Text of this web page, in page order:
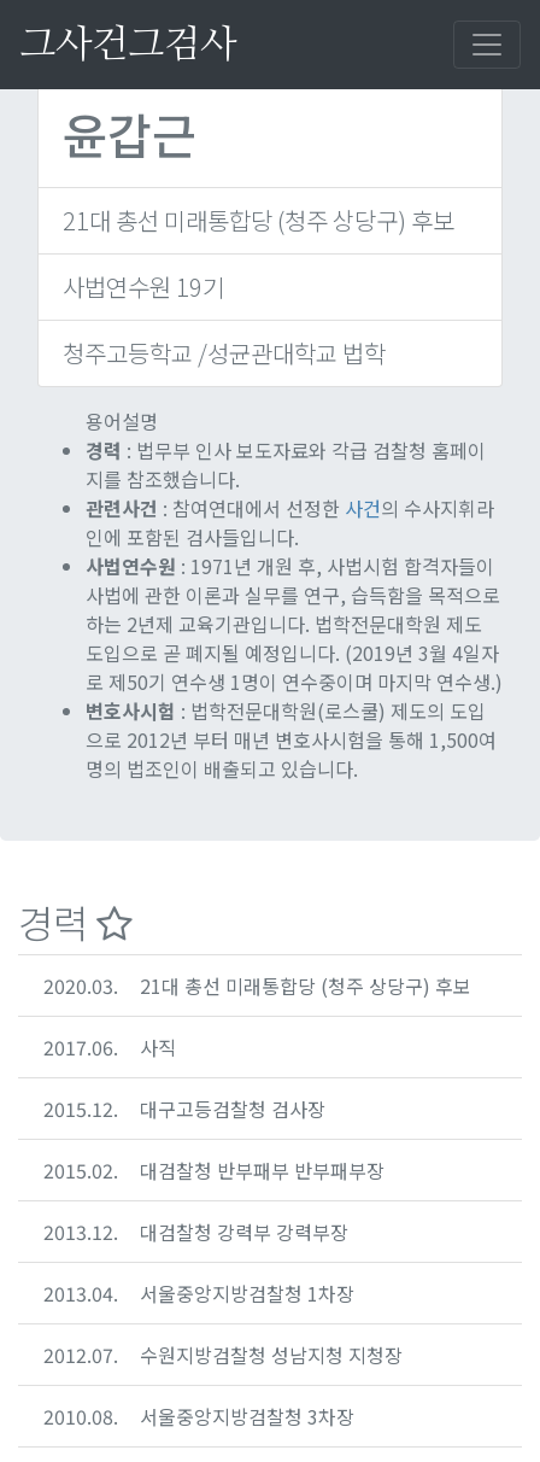
그사건그검사
검사 재검색
윤갑근
21대 총선 미래통합당 (청주 상당구) 후보
사법연수원 19기
청주고등학교 /성균관대학교 법학
용어설명
경력 : 법무부 인사 보도자료와 각급 검찰청 홈페이
지를 참조했습니다.
관련사건 : 참여연대에서 선정한 사건의 수사지휘라
인에 포함된 검사들입니다.
사법연수원 : 1971년 개원 후, 사법시험 합격자들이
사법에 관한 이론과 실무를 연구, 습득함을 목적으로
하는 2년제 교육기관입니다. 법학전문대학원 제도
도입으로 곧 폐지될 예정입니다. (2019년 3월 4일자
로 제50기 연수생 1명이 연수중이며 마지막 연수생.)
변호사시험 : 법학전문대학원(로스쿨) 제도의 도입
으로 2012년 부터 매년 변호사시험을 통해 1,500여
명의 법조인이 배출되고 있습니다.
경력
2020.03. 21대 총선 미래통합당 (청주 상당구) 후보
2017.06. 사직
2015.12. 대구고등검찰청 검사장
2015.02. 대검찰청 반부패부 반부패부장
2013.12. 대검찰청 강력부 강력부장
2013.04. 서울중앙지방검찰청 1차장
2012.07. 수원지방검찰청 성남지청 지청장
2010.08. 서울중앙지방검찰청 3차장